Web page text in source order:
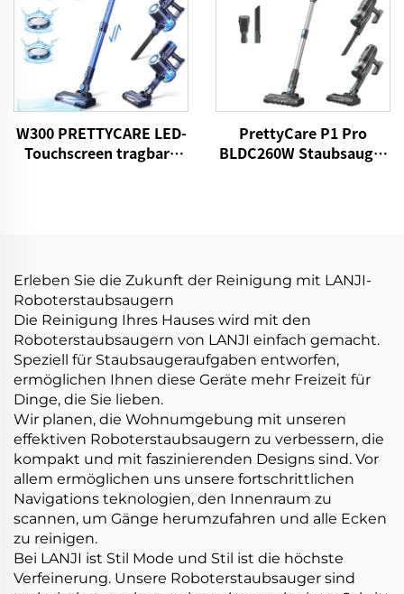
W300 PRETTYCARE LED-
Touchscreen tragbare
PrettyCare P1 Pro
BLDC260W Staubsauger
Erleben Sie die Zukunft der Reinigung mit LANJI-
Roboterstaubsaugern
Die Reinigung Ihres Hauses wird mit den
Roboterstaubsaugern von LANJI einfach gemacht.
Speziell für Staubsaugeraufgaben entworfen,
ermöglichen Ihnen diese Geräte mehr Freizeit für
Dinge, die Sie lieben.
Wir planen, die Wohnumgebung mit unseren
effektiven Roboterstaubsaugern zu verbessern, die
kompakt und mit faszinierenden Designs sind. Vor
allem ermöglichen uns unsere fortschrittlichen
Navigations teknologien, den Innenraum zu
scannen, um Gänge herumzufahren und alle Ecken
zu reinigen.
Bei LANJI ist Stil Mode und Stil ist die höchste
Verfeinerung. Unsere Roboterstaubsauger sind